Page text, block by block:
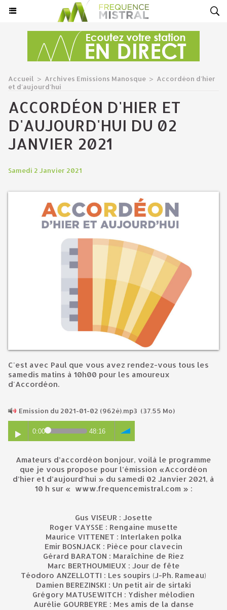
Accueil > Archives Emissions Manosque > Accordéon d'hier
et d'aujourd'hui
ACCORDÉON D'HIER ET
D'AUJOURD'HUI DU 02
JANVIER 2021
Samedi 2 Janvier 2021
C'est avec Paul que vous avez rendez-vous tous les
samedis matins à 10h00 pour les amoureux
d'Accordéon.
Emission du 2021-01-02 (962è).mp3 (37.55 Mo)
0:00 48:16
Amateurs d’accordéon bonjour, voilà le programme
que je vous propose pour l’émission «Accordéon
d’hier et d’aujourd’hui » du samedi 02 Janvier 2021, à
10 h sur « www.frequencemistral.com » :
Gus VISEUR : Josette
Roger VAYSSE : Rengaine musette
Maurice VITTENET : Interlaken polka
Emir BOSNJACK : Pièce pour clavecin
Gérard BARATON : Maraîchine de Riez
Marc BERTHOUMIEUX : Jour de fête
Téodoro ANZELLOTTI : Les soupirs (J-Ph. Rameau)
Damien BEREZINSKI : Un petit air de sirtaki
Grégory MATUSEWITCH : Ydisher mélodien
Aurélie GOURBEYRE : Mes amis de la danse